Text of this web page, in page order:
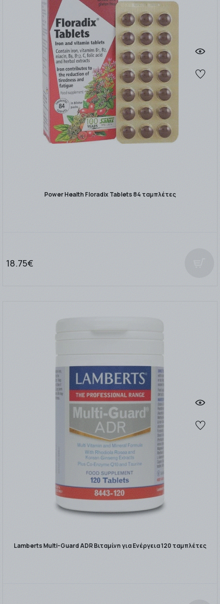
Power Health Floradix Tablets 84 ταμπλέτες
18.75€
Lamberts Multi-Guard ADR Βιταμίνη για Ενέργεια 120 ταμπλέτες